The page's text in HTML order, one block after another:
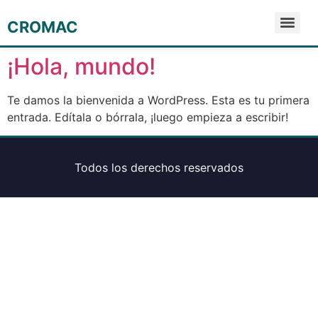
CROMAC
¡Hola, mundo!
Te damos la bienvenida a WordPress. Esta es tu primera
entrada. Edítala o bórrala, ¡luego empieza a escribir!
Todos los derechos reservados